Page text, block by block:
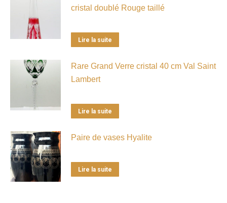
cristal doublé Rouge taillé
Lire la suite
Rare Grand Verre cristal 40 cm Val Saint
Lambert
Lire la suite
Paire de vases Hyalite
Lire la suite